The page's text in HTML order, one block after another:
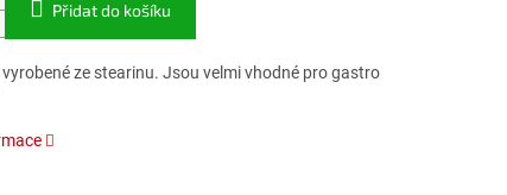
Přidat do košíku
ze stearinu. Jsou velmi vhodné pro gastro